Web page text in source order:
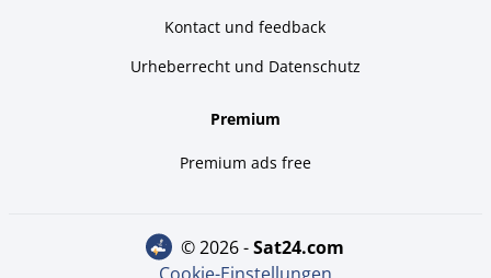
Kontact und feedback
Urheberrecht und Datenschutz
Premium
Premium ads free
© 2026 - sat24.com